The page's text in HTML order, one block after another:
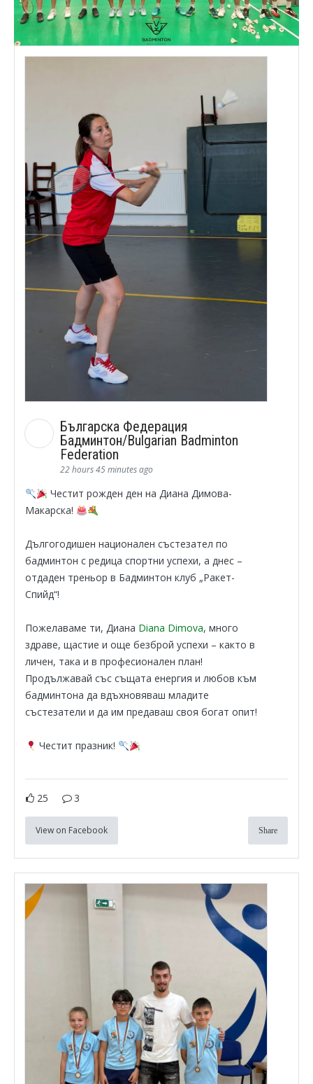
Българска Федерация
Бадминтон/Bulgarian Badminton
Federation
22 hours 45 minutes ago
Честит рожден ден на Диана Димова-
Макарска!
Дългогодишен национален състезател по
бадминтон с редица спортни успехи, а днес –
отдаден треньор в Бадминтон клуб „Ракет-
Спийд“!
Пожелаваме ти, Диана Diana Dimova, много
здраве, щастие и още безброй успехи – както в
личен, така и в професионален план!
Продължавай със същата енергия и любов към
бадминтона да вдъхновяваш младите
състезатели и да им предаваш своя богат опит!
Честит празник!
25 3
View on Facebook Share